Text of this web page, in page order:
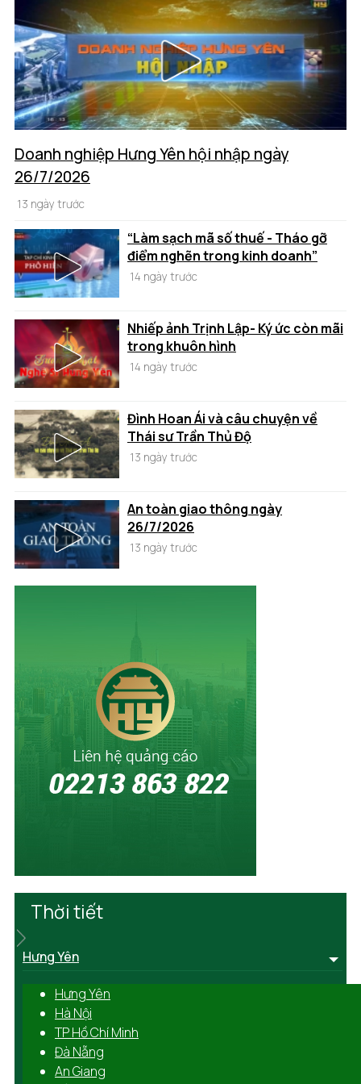
Doanh nghiệp Hưng Yên hội nhập ngày
26/7/2026
13 ngày trước
“Làm sạch mã số thuế - Tháo gỡ
điểm nghẽn trong kinh doanh”
14 ngày trước
Nhiếp ảnh Trịnh Lập- Ký ức còn mãi
trong khuôn hình
14 ngày trước
Đình Hoan Ái và câu chuyện về
Thái sư Trần Thủ Độ
13 ngày trước
An toàn giao thông ngày
26/7/2026
13 ngày trước
Thời tiết
Hưng Yên
Hưng Yên
Hà Nội
TP Hồ Chí Minh
Đà Nẵng
An Giang